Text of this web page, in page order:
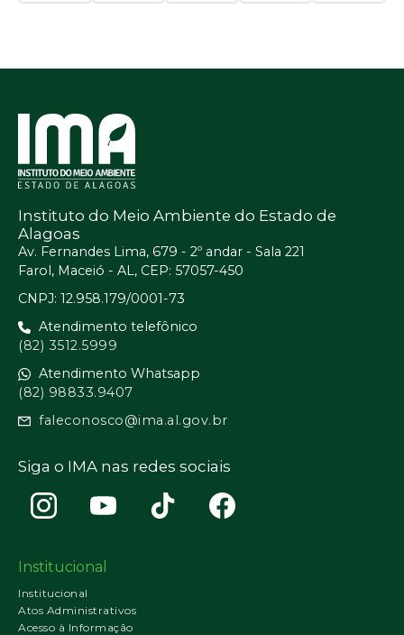
Instituto do Meio Ambiente do Estado de
Alagoas
Av. Fernandes Lima, 679 - 2º andar - Sala 221
Farol, Maceió - AL, CEP: 57057-450
CNPJ: 12.958.179/0001-73
Atendimento telefônico
(82) 3512.5999
Atendimento Whatsapp
(82) 98833.9407
faleconosco@ima.al.gov.br
Siga o IMA nas redes sociais
Institucional
Institucional
Atos Administrativos
Acesso à Informação